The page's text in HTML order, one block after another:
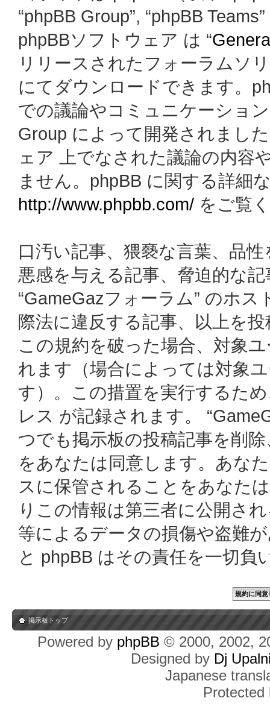
“phpBB Group”, “phpBB
phpBBソフトウェア は “
リリースされたフォーラムソ
にてダウンロードできます。
での議論やコミュニケーショ
Group によって開発されまし
ェア 上でなされた議論の内容
ません。phpBB に関する詳細
http://www.phpbb.com/ をご覧
口汚い記事、猥褻な言葉、品
悪感を与える記事、脅迫的な
“GameGazフォーラム” のホ
際法に違反する記事、以上を
この規約を破った場合、対象
れます（場合によっては対象
す）。この措置を実行するた
レス が記録されます。
つでも掲示板の投稿記事を削
をあなたは同意します。あな
スに保管されることをあなた
りこの情報は第三者に公開さ
等によるデータの損傷や盗難
と phpBB はその責任を一切負
掲示板トップ
Powered by phpBB © 2000, 2002,
Designed by Dj
Japanese